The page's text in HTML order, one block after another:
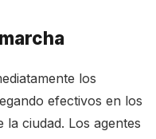
los
efectivos en los
la ciudad. Los agentes